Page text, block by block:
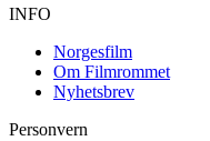
INFO
Norgesfilm
Om Filmrommet
Nyhetsbrev
Personvern